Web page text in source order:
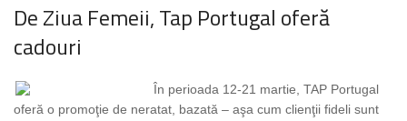
De Ziua Femeii, Tap Portugal oferă
cadouri
În perioada 12-21 martie, TAP Portugal
oferă o promoţie de neratat, bazată – aşa cum clienţii fideli sunt